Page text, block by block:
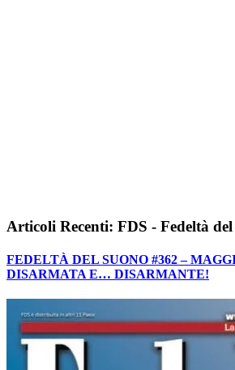
Articoli Recenti: FDS - Fedeltà
FEDELTÀ DEL SUONO #362 –
DISARMATA E… DISARMANTE!